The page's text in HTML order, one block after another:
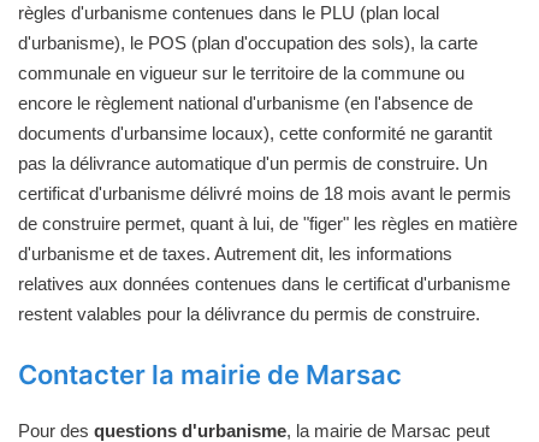
règles d'urbanisme contenues dans le PLU (plan local
d'urbanisme), le POS (plan d'occupation des sols), la carte
communale en vigueur sur le territoire de la commune ou
encore le règlement national d'urbanisme (en l'absence de
documents d'urbansime locaux), cette conformité ne garantit
pas la délivrance automatique d'un permis de construire. Un
certificat d'urbanisme délivré moins de 18 mois avant le permis
de construire permet, quant à lui, de "figer" les règles en matière
d'urbanisme et de taxes. Autrement dit, les informations
relatives aux données contenues dans le certificat d'urbanisme
restent valables pour la délivrance du permis de construire.
Contacter la mairie de Marsac
Pour des questions d'urbanisme, la mairie de Marsac peut